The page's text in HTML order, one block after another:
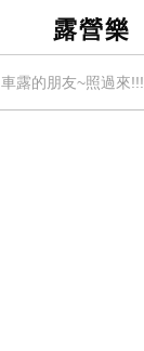
露營樂
車露的朋友~照過來!!!